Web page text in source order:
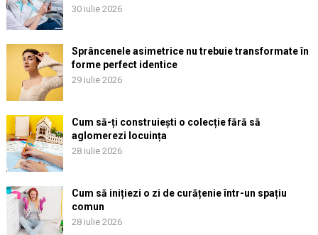
30 iulie 2026
Sprâncenele asimetrice nu trebuie transformate în
forme perfect identice
29 iulie 2026
Cum să-ți construiești o colecție fără să
aglomerezi locuința
28 iulie 2026
Cum să inițiezi o zi de curățenie într-un spațiu
comun
28 iulie 2026